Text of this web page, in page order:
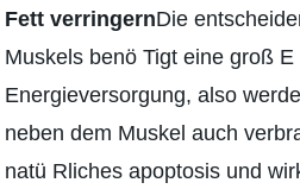
Fett verringernDie
Muskels benö Tigt eine groß E
Energieversorgung, also
neben dem Muskel auch
natü Rliches apoptosis und